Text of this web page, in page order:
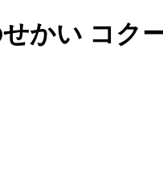
かい コク